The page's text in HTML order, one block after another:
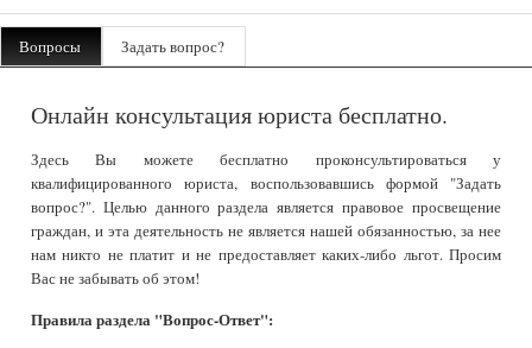
Вопросы Задать вопрос?
Онлайн консультация юриста бесплатно.
Здесь Вы можете бесплатно проконсультироваться у
квалифицированного юриста, воспользовавшись формой "Задать
вопрос?". Целью данного раздела является правовое просвещение
граждан, и эта деятельность не является нашей обязанностью, за нее
нам никто не платит и не предоставляет каких-либо льгот. Просим
Вас не забывать об этом!
Правила раздела "Вопрос-Ответ":